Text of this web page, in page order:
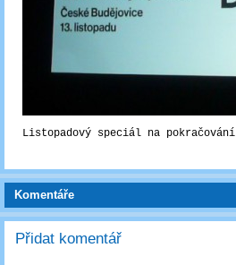
Listopadový speciál na pokračování
Komentáře
Přidat komentář